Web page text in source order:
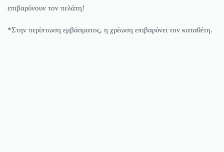
επιβαρύνουν τον πελάτη!
*Στην περίπτωση εμβάσματος, η χρέωση επιβαρύνει τον καταθέτη.